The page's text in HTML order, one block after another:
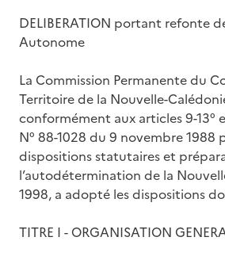
DELIBERATION portant refonte
Autonome
La Commission Permanente du
Territoire de la Nouvelle-
conformément aux articles 9-13°
N° 88-1028 du 9 novembre 1988
dispositions statutaires et
l’autodétermination de la
1998, a adopté les dispositions
TITRE I - ORGANISATION